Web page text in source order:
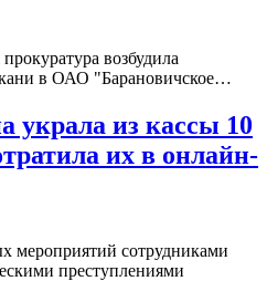
возбудила
в ОАО "Барановичское…
украла из кассы 10
их в онлайн-
мероприятий сотрудниками
преступлениями